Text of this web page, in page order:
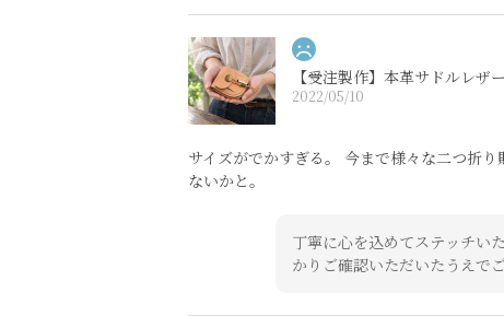
【受注製作】本革サドルレザ
2022/05/10
サイズがでかすぎる。 今まで様々な二つ折
ないかと。
丁寧に心を込めてステッチい
かりご確認いただいたうえで